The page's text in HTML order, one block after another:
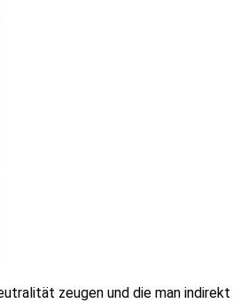
zeugen und die man indirekt